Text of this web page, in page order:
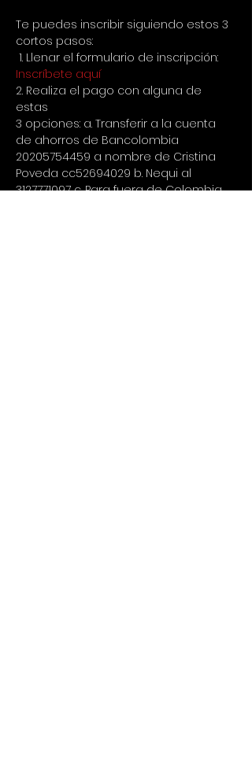
Te puedes inscribir siguiendo estos 3
cortos pasos:
1. Llenar el formulario de inscripción:
Inscríbete aquí
2. Realiza el pago con alguna de
estas
3 opciones: a. Transferir a la cuenta
de ahorros de Bancolombia
20205754459 a nombre de Cristina
Poveda cc52694029 b. Nequi al
3127771097 c. Para fuera de Colombia